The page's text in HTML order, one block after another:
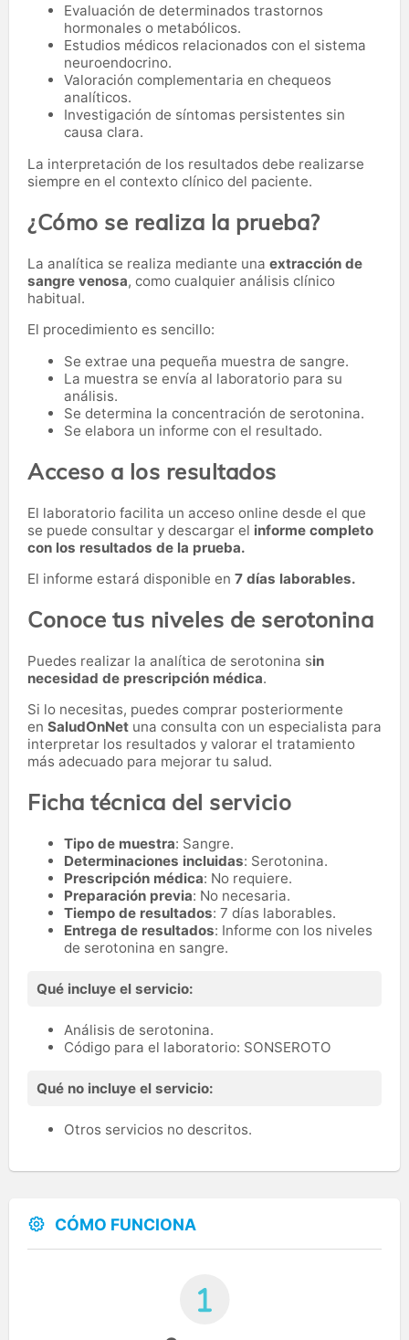
Evaluación de determinados trastornos
hormonales o metabólicos.
Estudios médicos relacionados con el sistema
neuroendocrino.
Valoración complementaria en chequeos
analíticos.
Investigación de síntomas persistentes sin
causa clara.
La interpretación de los resultados debe realizarse
siempre en el contexto clínico del paciente.
¿Cómo se realiza la prueba?
La analítica se realiza mediante una extracción de
sangre venosa, como cualquier análisis clínico
habitual.
El procedimiento es sencillo:
Se extrae una pequeña muestra de sangre.
La muestra se envía al laboratorio para su
análisis.
Se determina la concentración de serotonina.
Se elabora un informe con el resultado.
Acceso a los resultados
El laboratorio facilita un acceso online desde el que
se puede consultar y descargar el informe completo
con los resultados de la prueba.
El informe estará disponible en 7 días laborables.
Conoce tus niveles de serotonina
Puedes realizar la analítica de serotonina sin
necesidad de prescripción médica.
Si lo necesitas, puedes comprar posteriormente
en SaludOnNet una consulta con un especialista para
interpretar los resultados y valorar el tratamiento
más adecuado para mejorar tu salud.
Ficha técnica del servicio
Tipo de muestra: Sangre.
Determinaciones incluidas: Serotonina.
Prescripción médica: No requiere.
Preparación previa: No necesaria.
Tiempo de resultados: 7 días laborables.
Entrega de resultados: Informe con los niveles
de serotonina en sangre.
Qué incluye el servicio:
Análisis de serotonina.
Código para el laboratorio: SONSEROTO
Qué no incluye el servicio:
Otros servicios no descritos.
CÓMO FUNCIONA